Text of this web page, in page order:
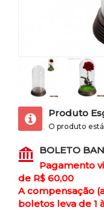
Produto
O produto
BOLETO
Pagamento
de R$ 60,00
A compensação
boletos leva de 1